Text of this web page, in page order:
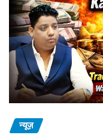
न्यूज़